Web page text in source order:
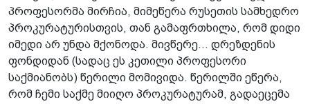
პროფესორმა მირჩია, მიმეწერა რუსეთის სამხედრო
პროკურატურისთვის, თან გამაფრთხილა, რომ დიდი
იმედი არ უნდა მქონოდა. მივწერე... დრეზდენის
ფონდიდან (სადაც ეს კეთილი პროფესორი
საქმიანობს) წერილი მომივიდა. წერილში ეწერა,
რომ ჩემი საქმე მიიღო პროკურატურამ, გადაეცემა